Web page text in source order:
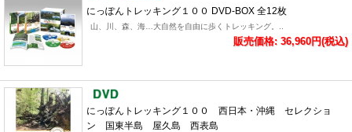
にっぽんトレッキング１００ DVD-BOX 全12枚
山、川、森、海…大自然を自由に歩くトレッキング。..
販売価格: 36,960円(税込)
にっぽんトレッキング１００ 西日本・沖縄 セレクショ
ン 国東半島 屋久島 西表島